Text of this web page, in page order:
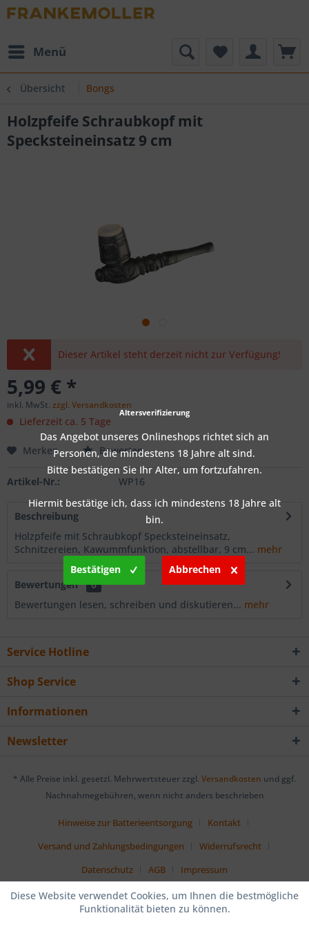
Menü
Übersicht Bongs
Holzpfeife Schraubkopf mit
Specksteineinsatz 9 cm
Dieser Artikel steht derzeit nicht zur Verfügung!
5,99 € *
inkl. MwSt. zzgl. Versandkosten
Lieferzeit ca. 5 Tage
Merken Bewerten
Artikel-Nr.: WP16
Beschreibung
Holzpfeife mit Schraubkopf Specksteineinsatz,
Schnitzereien, Kawummfunktion, abstellbar, 9 cm... mehr
Bewertungen
0
Bewertungen lesen, schreiben und diskutieren... mehr
Service Hotline
Shop Service
Informationen
Newsletter
* Alle Preise inkl. gesetzl. Mehrwertsteuer zzgl. Versandkosten und ggf.
Nachnahmegebühren, wenn nicht anders beschrieben
Hinweise zur Batterieentsorgung
Kontakt
Versand und Zahlungsbedingungen
Widerrufsrecht
Datenschutz
AGB Impressum
Diese Website verwendet Cookies, um Ihnen die bestmögliche
Funktionalität bieten zu können.
Altersverifizierung
Das Angebot unseres Onlineshops richtet sich an
Personen, die mindestens 18 Jahre alt sind.
Bitte bestätigen Sie Ihr Alter, um fortzufahren.
Hiermit bestätige ich, dass ich mindestens 18 Jahre alt
bin.
Bestätigen Abbrechen